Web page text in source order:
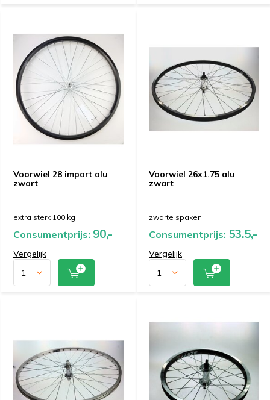
Voorwiel 28 import alu
zwart
extra sterk 100 kg
Consumentprijs: 90,-
Vergelijk
Voorwiel 26x1.75 alu
zwart
zwarte spaken
Consumentprijs: 53.5,-
Vergelijk